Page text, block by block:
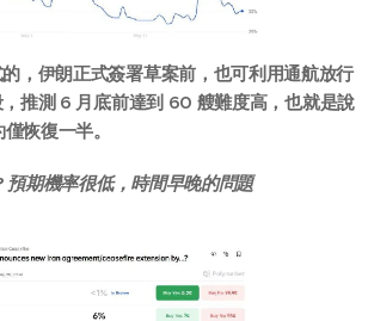
，伊朗正式簽署草案前，也可利用通航放行
推測 6 月底前達到 60 艘難度高，也就是說
恢復一半。
預期機率很低，時間早晚的問題